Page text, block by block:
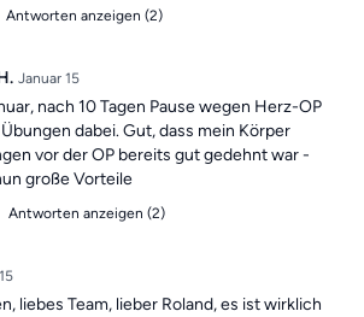
Antworten anzeigen (2)
Januar 15
nach 10 Tagen Pause wegen Herz-OP
dabei. Gut, dass mein Körper
vor der OP bereits gut gedehnt war -
große Vorteile
Antworten anzeigen (2)
liebes Team, lieber Roland, es ist wirklich